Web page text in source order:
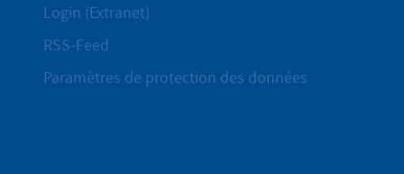
Login (Extranet)
RSS-Feed
Paramètres de protection des données